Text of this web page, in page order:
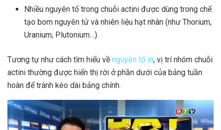
Nhiều nguyên tố trong chuỗi actini được dùng trong chế
tạo bom nguyên tử và nhiên liệu hạt nhân (như Thorium,
Uranium, Plutonium…).
Tương tự như cách tìm hiểu về nguyên tố in, vị trí nhóm chuỗi
actini thường được hiển thị rời ở phần dưới của bảng tuần
hoàn để tránh kéo dài bảng chính.